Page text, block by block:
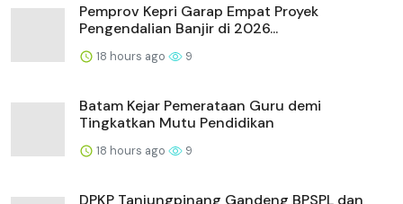
Pemprov Kepri Garap Empat Proyek
Pengendalian Banjir di 2026...
18 hours ago 9
Batam Kejar Pemerataan Guru demi
Tingkatkan Mutu Pendidikan
18 hours ago 9
DPKP Tanjungpinang Gandeng BPSPL dan